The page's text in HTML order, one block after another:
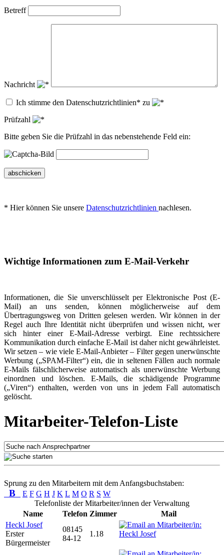
Betreff
Nachricht
Ich stimme den Datenschutzrichtlinien* zu
Prüfzahl
Bitte geben Sie die Prüfzahl in das nebenstehende Feld ein:
abschicken
* Hier können Sie unsere Datenschutzrichtlinien nachlesen.
Wichtige Informationen zum E-Mail-Verkehr
Informationen, die Sie unverschlüsselt per Elektronische Post (E-
Mail) an uns senden, können möglicherweise auf dem
Übertragungsweg von Dritten gelesen werden. Wir können in der
Regel auch Ihre Identität nicht überprüfen und wissen nicht, wer
sich hinter einer E-Mail-Adresse verbirgt. Eine rechtssichere
Kommunikation durch einfache E-Mail ist daher nicht gewährleistet.
Wir setzen – wie viele E-Mail-Anbieter – Filter gegen unerwünschte
Werbung („SPAM-Filter“) ein, die in seltenen Fällen auch normale
E-Mails fälschlicherweise automatisch als unerwünschte Werbung
einordnen und löschen. E-Mails, die schädigende Programme
(„Viren“) enthalten, werden von uns in jedem Fall automatisch
gelöscht.
Mitarbeiter-Telefon-Liste
Sprung zu den Mitarbeitern mit dem Anfangsbuchstaben:
B E F G H J K L M O R S W
Telefonliste der Mitarbeiter/innen der Verwaltung
Name
Telefon Zimmer
Mail
Heckl Josef
Erster
Bürgermeister
08145
84-12
1.18